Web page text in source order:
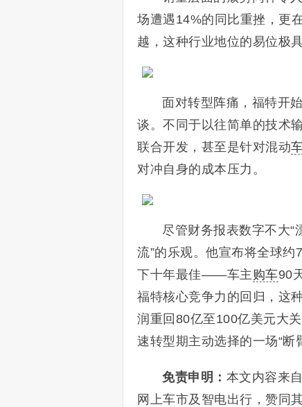
场遭遇14%的同比重挫，更
越，这种行业地位的易位极
面对转型阵痛，福特开
谈。不同于以往简单的技术
联合开发，甚至是针对混动
对冲自身的成本压力。
尽管财务报表数字不大“
流”的乐观。他宣布将全球
下十年最佳——车主购车90
福特核心竞争力的回归，这
润重回80亿至100亿美元大
速转型期主动选择的一场“断
免责申明： 本文内容来
网上车市及智电出行，赞同